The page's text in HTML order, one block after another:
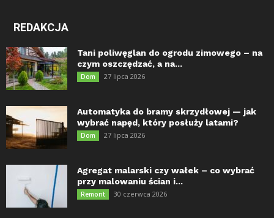
REDAKCJA
Tani poliwęglan do ogrodu zimowego – na
czym oszczędzać, a na...
Dom 27 lipca 2026
Automatyka do bramy skrzydłowej — jak
wybrać napęd, który posłuży latami?
Dom 27 lipca 2026
Agregat malarski czy wałek – co wybrać
przy malowaniu ścian i...
Remont 30 czerwca 2026